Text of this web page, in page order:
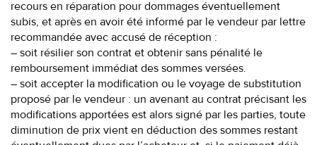
recours en réparation pour dommages éventuellement
subis, et après en avoir été informé par le vendeur par lettre
recommandée avec accusé de réception :
– soit résilier son contrat et obtenir sans pénalité le
remboursement immédiat des sommes versées.
– soit accepter la modification ou le voyage de substitution
proposé par le vendeur : un avenant au contrat précisant les
modifications apportées est alors signé par les parties, toute
diminution de prix vient en déduction des sommes restant